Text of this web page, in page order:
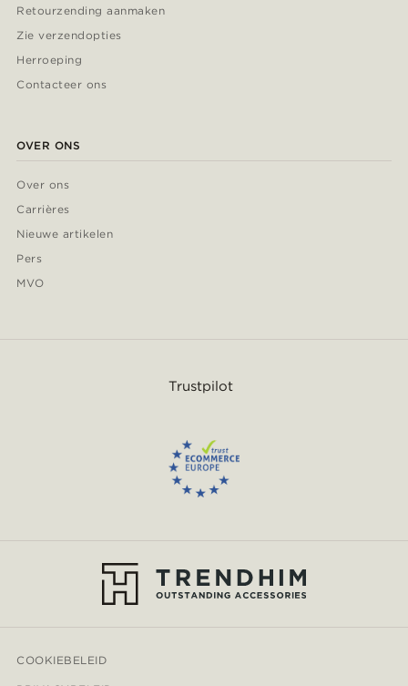
Retourzending aanmaken
Zie verzendopties
Herroeping
Contacteer ons
OVER ONS
Over ons
Carrières
Nieuwe artikelen
Pers
MVO
Trustpilot
COOKIEBELEID